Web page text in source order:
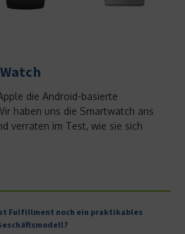
die Android-basierte
haben uns die Smartwatch ans
verraten im Test, wie sie sich
Fulfillment noch ein praktikables